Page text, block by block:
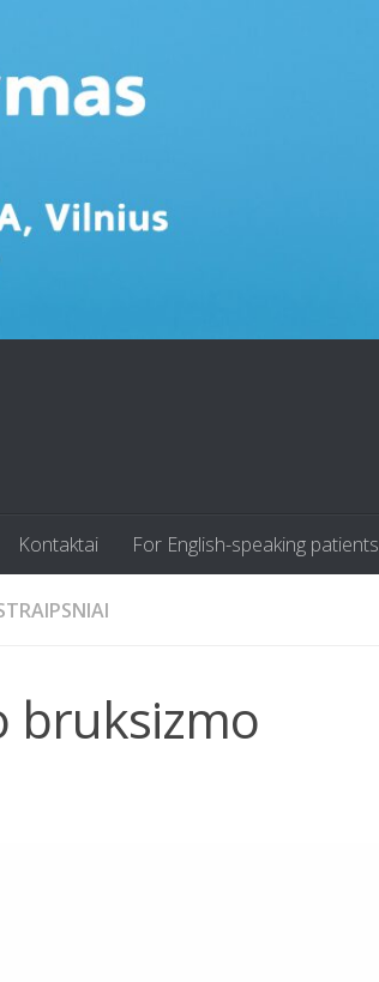
Kontaktai For English-speaking patients
bruksizmo